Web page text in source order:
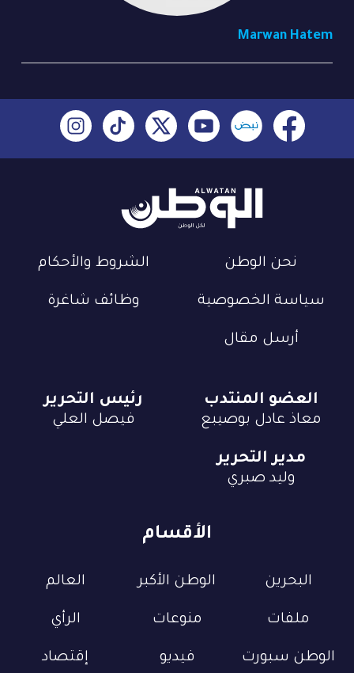
Marwan Hatem
نحن الوطن الشروط والأحكام
سياسة الخصوصية وظائف شاغرة
أرسل مقال
الأقسام
البحرين الوطن الأكبر العالم
ملفات منوعات الرأي
الوطن سبورت فيديو إقتصاد
العضو المنتدب
معاذ عادل بوصيبع
رئيس التحرير
فيصل العلي
مدير التحرير
وليد صبري